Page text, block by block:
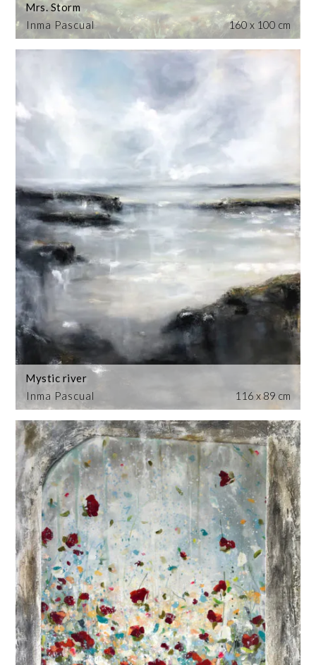
Inma Pascual
Mrs. Storm
160 x 100 cm
Inma Pascual
Mystic river
116 x 89 cm